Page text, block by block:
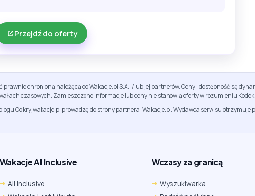
Przejdź do oferty
prawnie chronioną należącą do Wakacje.pl S.A. i/lub jej partnerów. Ceny i dostępność są
czasowych. Zamieszczone informacje lub ceny nie stanowią oferty w rozumieniu
Odkryjwakacje.pl prowadzą do strony partnera: Wakacje.pl. Wydawca serwisu
Wakacje All Inclusive
All Inclusive
Wczasy za granicą
Wyszukiwarka